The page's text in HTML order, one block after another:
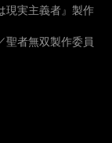
現実主義者』製作
聖者無双製作委員